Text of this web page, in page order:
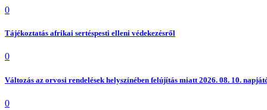
0
Tájékoztatás afrikai sertéspesti elleni védekezésről
0
Változás az orvosi rendelések helyszínében felújítás miatt 2026. 08. 10.
0